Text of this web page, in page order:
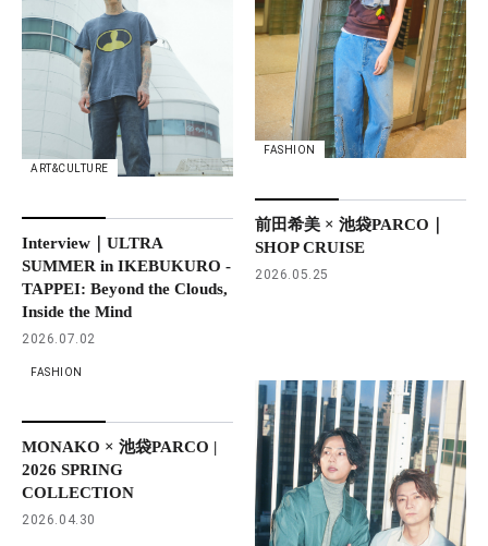
ART&CULTURE
Interview｜ULTRA
SUMMER in IKEBUKURO -
TAPPEI: Beyond the Clouds,
Inside the Mind
2026.07.02
FASHION
前田希美 × 池袋PARCO｜
SHOP CRUISE
2026.05.25
FASHION
MONAKO × 池袋PARCO |
2026 SPRING
COLLECTION
2026.04.30